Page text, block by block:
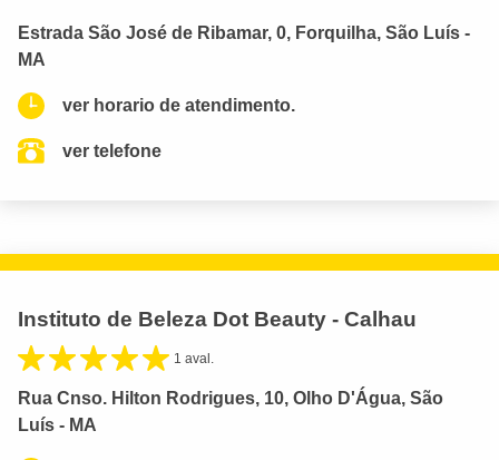
Estrada São José de Ribamar, 0, Forquilha, São Luís -
MA
ver horario de atendimento.
ver telefone
Instituto de Beleza Dot Beauty - Calhau
1 aval.
Rua Cnso. Hilton Rodrigues, 10, Olho D'Água, São
Luís - MA